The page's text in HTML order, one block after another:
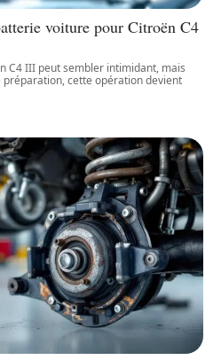
voiture pour Citroën C4
C4 III peut sembler intimidant, mais
préparation, cette opération devient